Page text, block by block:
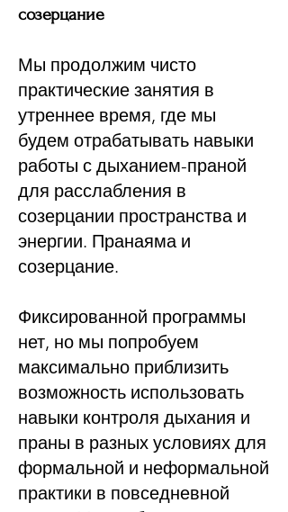
созерцание
Мы продолжим чисто
практические занятия в
утреннее время, где мы
будем отрабатывать навыки
работы с дыханием-праной
для расслабления в
созерцании пространства и
энергии. Пранаяма и
созерцание.
Фиксированной программы
нет, но мы попробуем
максимально приблизить
возможность использовать
навыки контроля дыхания и
праны в разных условиях для
формальной и неформальной
практики в повседневной